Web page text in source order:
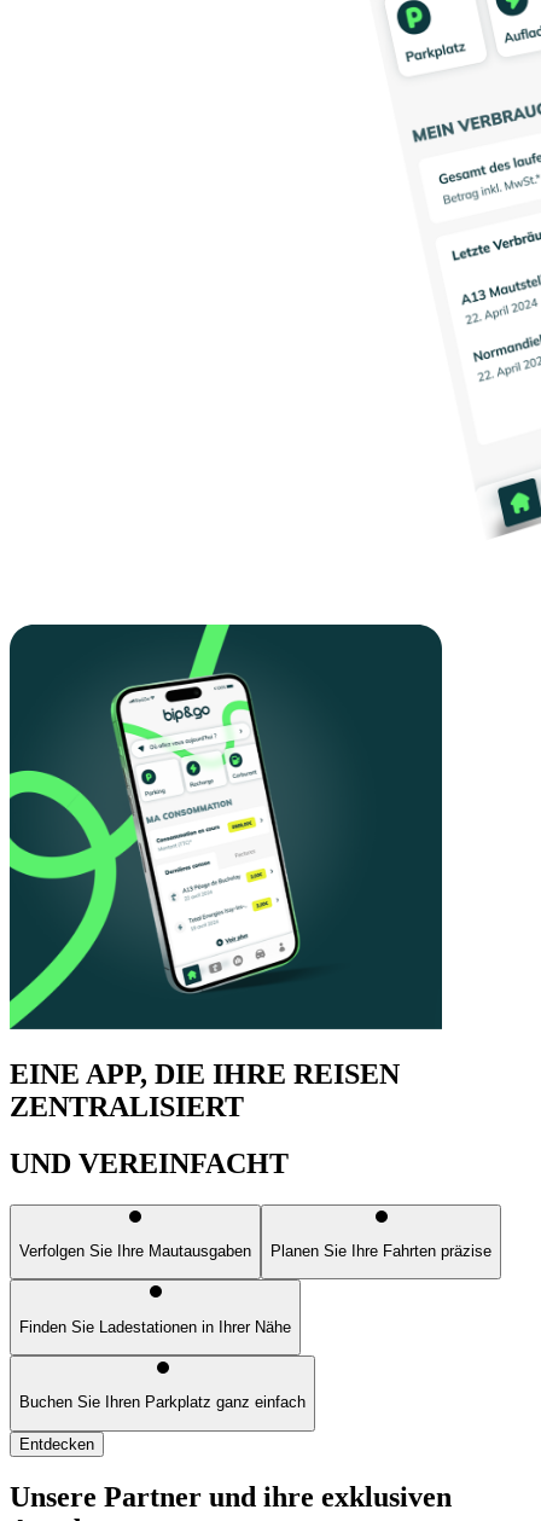
EINE APP, DIE IHRE REISEN
ZENTRALISIERT
UND VEREINFACHT
Verfolgen Sie Ihre Mautausgaben Planen Sie Ihre Fahrten präzise
Finden Sie Ladestationen in Ihrer Nähe
Buchen Sie Ihren Parkplatz ganz einfach
Entdecken
Unsere Partner und ihre exklusiven